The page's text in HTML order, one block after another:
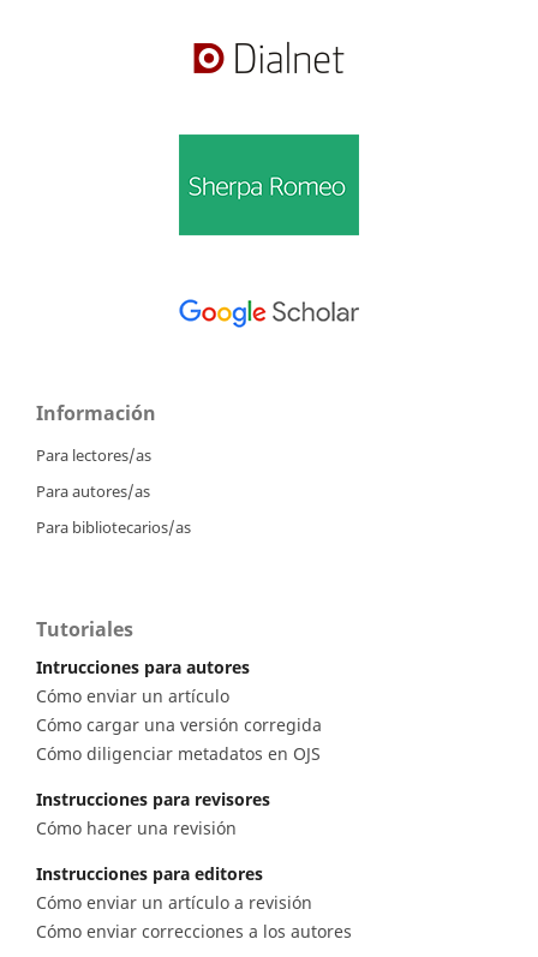
Información
Para lectores/as
Para autores/as
Para bibliotecarios/as
Tutoriales
Intrucciones para autores
Cómo enviar un artículo
Cómo cargar una versión corregida
Cómo diligenciar metadatos en OJS
Instrucciones para revisores
Cómo hacer una revisión
Instrucciones para editores
Cómo enviar un artículo a revisión
Cómo enviar correcciones a los autores